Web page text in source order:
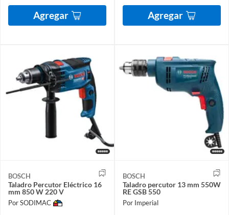
Agregar Agregar
BOSCH
Taladro Percutor Eléctrico 16
mm 850 W 220 V
Por SODIMAC
BOSCH
Taladro percutor 13 mm 550W
RE GSB 550
Por Imperial